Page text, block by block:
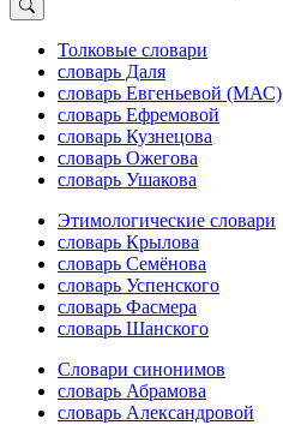
Толковые словари
словарь Даля
словарь Евгеньевой (МАС)
словарь Ефремовой
словарь Кузнецова
словарь Ожегова
словарь Ушакова
Этимологические словари
словарь Крылова
словарь Семёнова
словарь Успенского
словарь Фасмера
словарь Шанского
Словари синонимов
словарь Абрамова
словарь Александровой